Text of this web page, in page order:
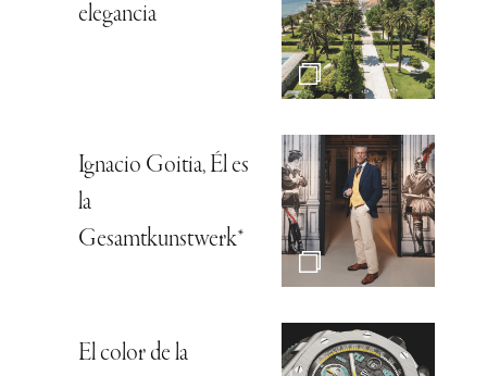
elegancia
Ignacio Goitia, Él es
la
Gesamtkunstwerk*
El color de la